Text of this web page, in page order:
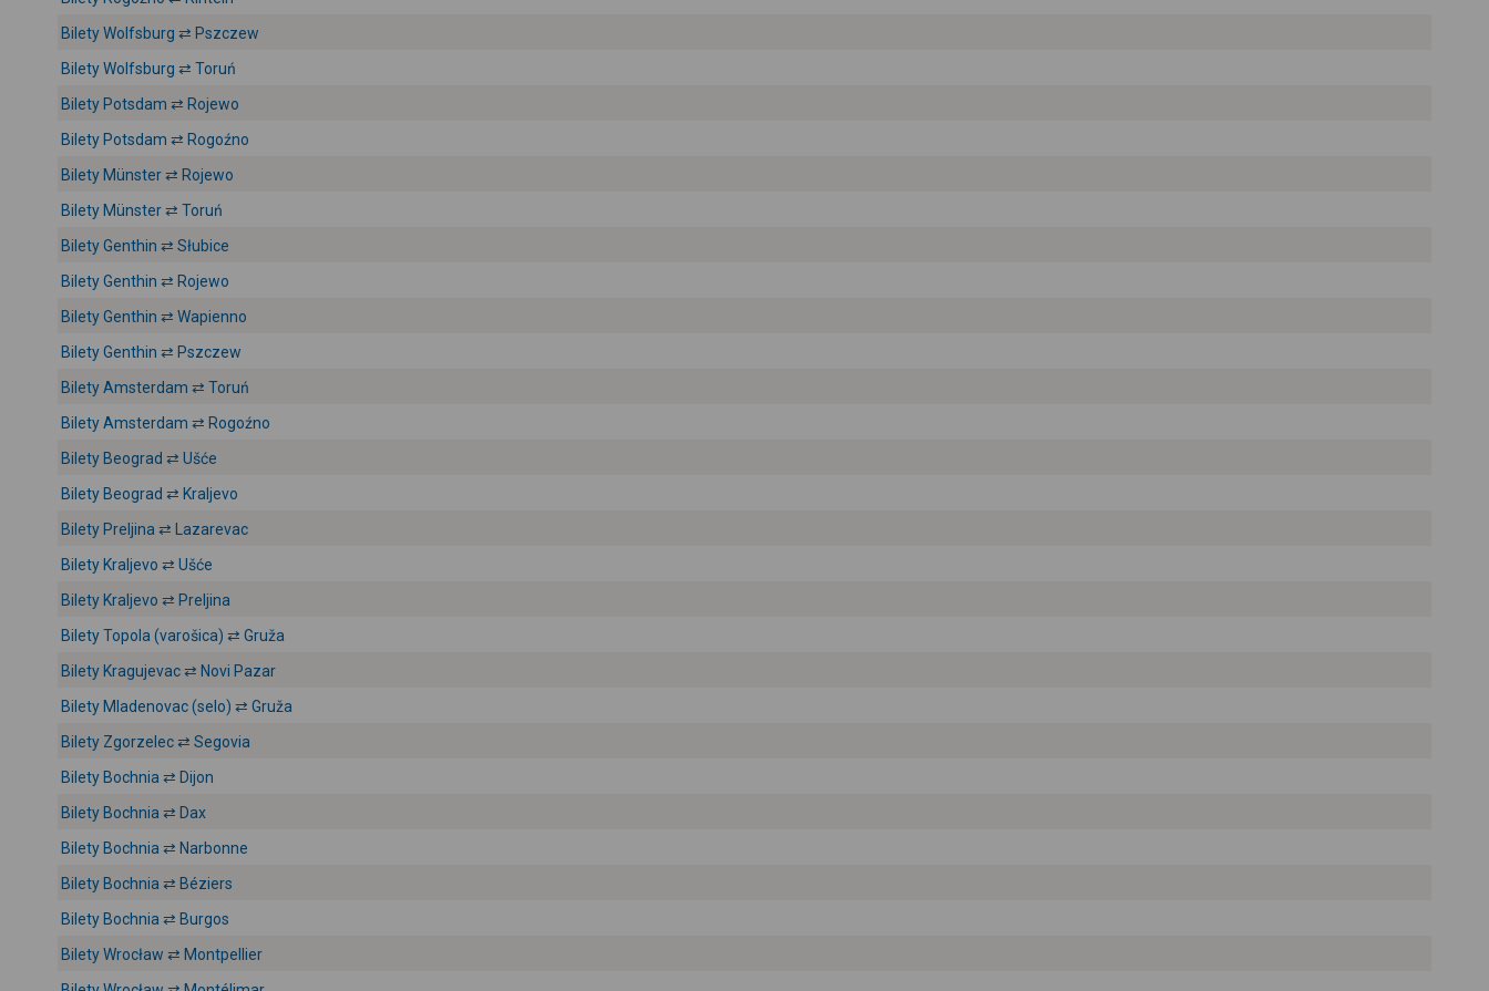
Bilety Wolfsburg ⇄ Pszczew
Bilety Wolfsburg ⇄ Toruń
Bilety Potsdam ⇄ Rojewo
Bilety Potsdam ⇄ Rogoźno
Bilety Münster ⇄ Rojewo
Bilety Münster ⇄ Toruń
Bilety Genthin ⇄ Słubice
Bilety Genthin ⇄ Rojewo
Bilety Genthin ⇄ Wapienno
Bilety Genthin ⇄ Pszczew
Bilety Amsterdam ⇄ Toruń
Bilety Amsterdam ⇄ Rogoźno
Bilety Beograd ⇄ Ušće
Bilety Beograd ⇄ Kraljevo
Bilety Preljina ⇄ Lazarevac
Bilety Kraljevo ⇄ Ušće
Bilety Kraljevo ⇄ Preljina
Bilety Topola (varošica) ⇄ Gruža
Bilety Kragujevac ⇄ Novi Pazar
Bilety Mladenovac (selo) ⇄ Gruža
Bilety Zgorzelec ⇄ Segovia
Bilety Bochnia ⇄ Dijon
Bilety Bochnia ⇄ Dax
Bilety Bochnia ⇄ Narbonne
Bilety Bochnia ⇄ Béziers
Bilety Bochnia ⇄ Burgos
Bilety Wrocław ⇄ Montpellier